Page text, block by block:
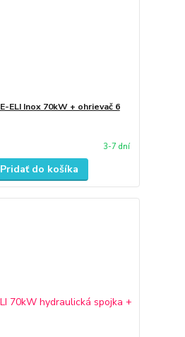
ELI Inox 70kW + ohrievač 6
3-7 dní
Pridať do košíka